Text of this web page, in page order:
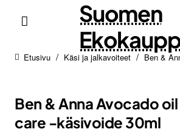
Suomen
Käsi ja jalkavoiteet Ben &
Ben & Anna Avocado
care -käsivoide 30ml